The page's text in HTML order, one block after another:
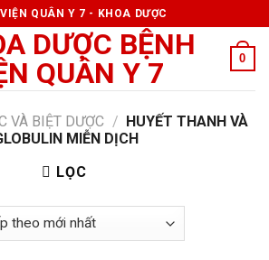
QUÂN Y 7 - KHOA DƯỢC
0
VÀ BIỆT DƯỢC / HUYẾT THANH VÀ
MIỄN DỊCH
LỌC